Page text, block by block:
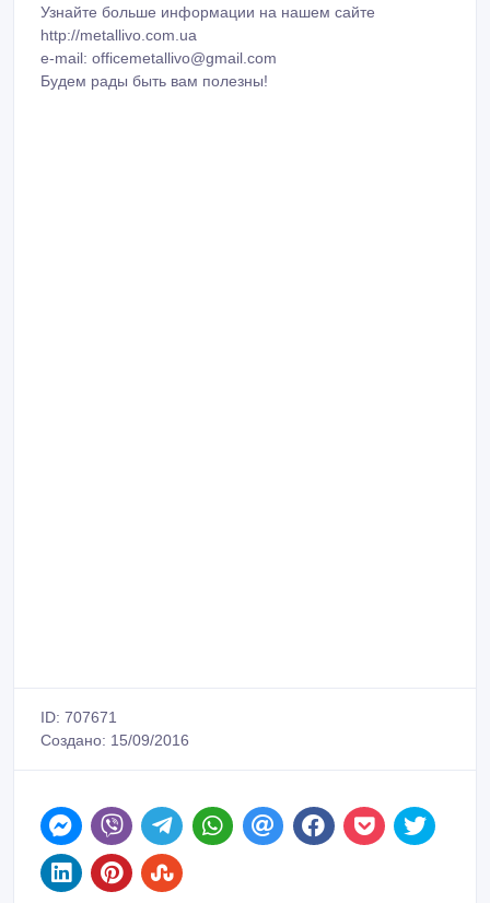
Узнайте больше информации на нашем сайте
http://metallivo.com.ua
e-mail: officemetallivo@gmail.com
Будем рады быть вам полезны!
ID: 707671
Создано: 15/09/2016